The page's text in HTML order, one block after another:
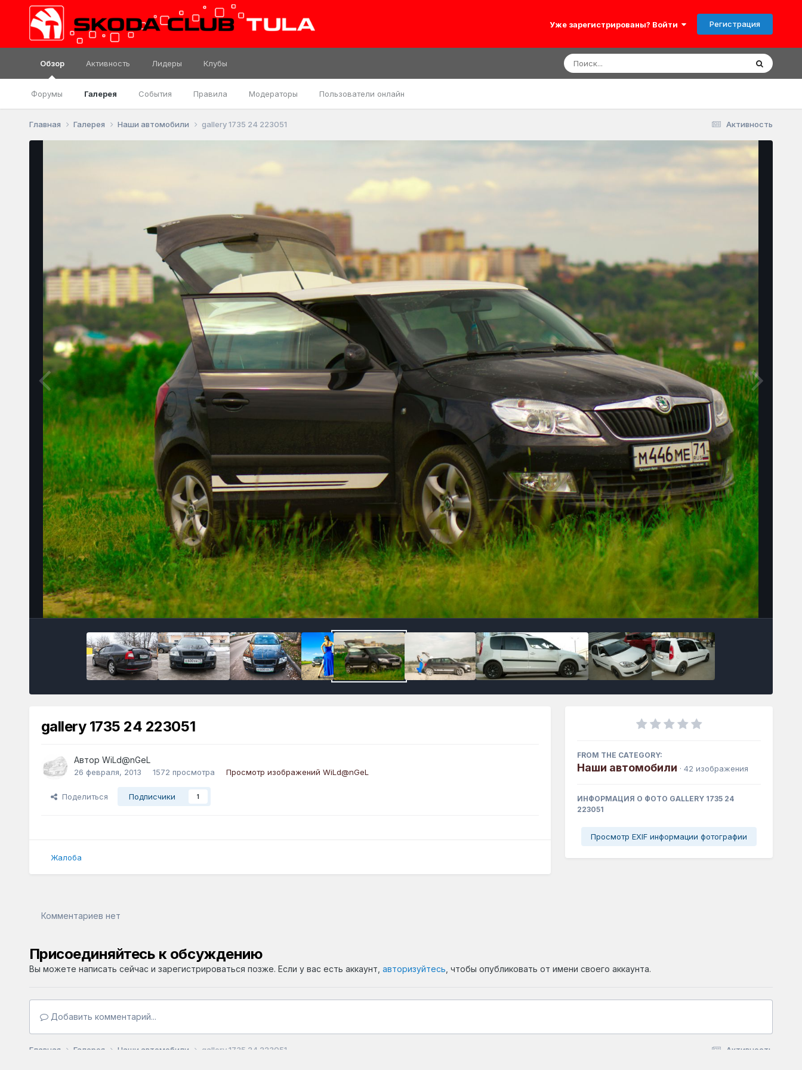
Уже зарегистрированы? Войти Регистрация
Обзор
Форумы Галерея События Правила Модераторы Пользователи онлайн
Активность Лидеры Клубы
Активность
Главная Галерея Наши автомобили gallery 1735 24 223051
Инструменты
gallery 1735 24 223051
Автор WiLd@nGeL
26 февраля, 2013 1572 просмотра Просмотр изображений WiLd@nGeL
Поделиться Подписчики 1
Жалоба
FROM THE CATEGORY:
Наши автомобили · 42 изображения
ИНФОРМАЦИЯ О ФОТО GALLERY 1735 24
223051
Просмотр EXIF информации фотографии
Комментариев нет
Присоединяйтесь к обсуждению
Вы можете написать сейчас и зарегистрироваться позже. Если у вас есть аккаунт, авторизуйтесь , чтобы опубликовать от имени своего аккаунта.
Добавить комментарий...
Активность
Главная Галерея Наши автомобили gallery 1735 24 223051